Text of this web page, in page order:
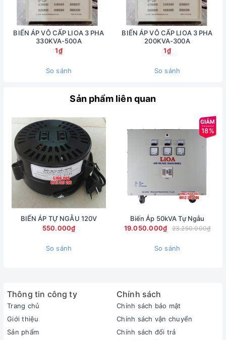
BIẾN ÁP VÔ CẤP LIOA 3 PHA
330KVA-500A
1₫
So sánh
BIẾN ÁP VÔ CẤP LIOA 3 PHA
200KVA-300A
1₫
So sánh
Sản phẩm liên quan
BIẾN ÁP TỰ NGẪU 120V
550.000₫
So sánh
18%
Biến Áp 50kVA Tự Ngẫu
19.050.000₫
23.250.000₫
So sánh
Thông tin công ty
Trang chủ
Giới thiệu
Sản phẩm
Chính sách
Chính sách bảo mật
Chính sách vận chuyển
Chính sách đổi trả